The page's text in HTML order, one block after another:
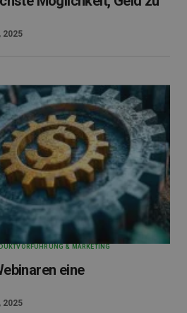
2025
& MARKETING
eine
2025